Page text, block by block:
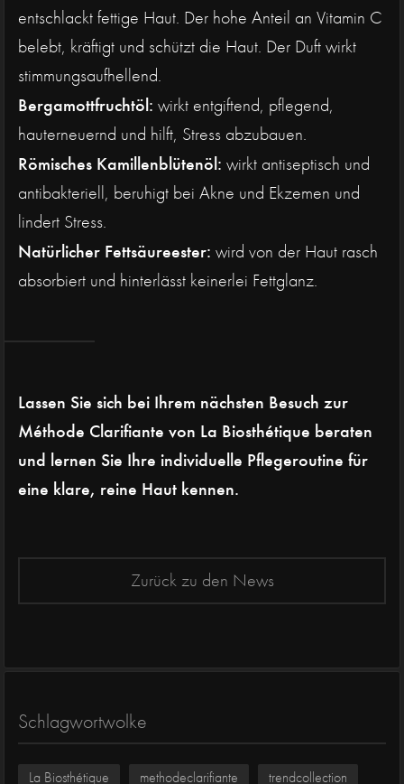
entschlackt fettige Haut. Der hohe Anteil an Vitamin C
belebt, kräftigt und schützt die Haut. Der Duft wirkt
stimmungsaufhellend.
Bergamottfruchtöl: wirkt entgiftend, pflegend,
hauterneuernd und hilft, Stress abzubauen.
Römisches Kamillenblütenöl: wirkt antiseptisch und
antibakteriell, beruhigt bei Akne und Ekzemen und
lindert Stress.
Natürlicher Fettsäureester: wird von der Haut rasch
absorbiert und hinterlässt keinerlei Fettglanz.
Lassen Sie sich bei Ihrem nächsten Besuch zur
Méthode Clarifiante von La Biosthétique beraten
und lernen Sie Ihre individuelle Pflegeroutine für
eine klare, reine Haut kennen.
Zurück zu den News
Schlagwortwolke
La Biosthétique methodeclarifiante trendcollection